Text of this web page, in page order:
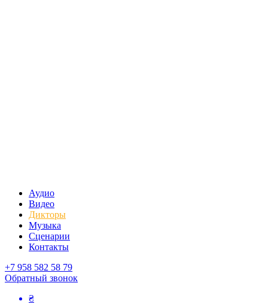
Аудио
Видео
Дикторы
Музыка
Сценарии
Контакты
+7 958 582 58 79
Обратный звонок
₴